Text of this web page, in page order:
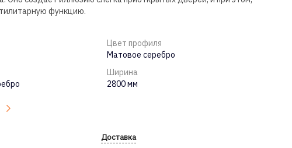
функцию.
Цвет профиля
Матовое серебро
Ширина
2800 мм
Доставка